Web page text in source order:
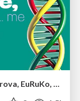
Evolution of real-time – Irina Nazarova, EuRuKo, 2024